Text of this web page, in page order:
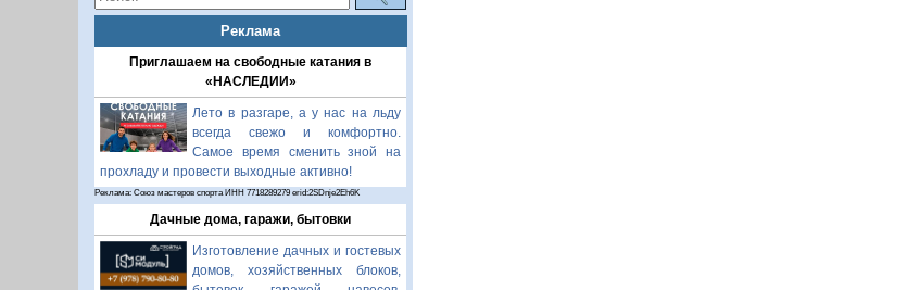
Реклама
Приглашаем на свободные катания в
«НАСЛЕДИИ»
Лето в разгаре, а у нас на льду
всегда свежо и комфортно.
Самое время сменить зной на
прохладу и провести выходные активно!
Реклама: Союз мастеров спорта ИНН 7718289279 erid:2SDnje2Eh6K
Дачные дома, гаражи, бытовки
Изготовление дачных и гостевых
домов, хозяйственных блоков,